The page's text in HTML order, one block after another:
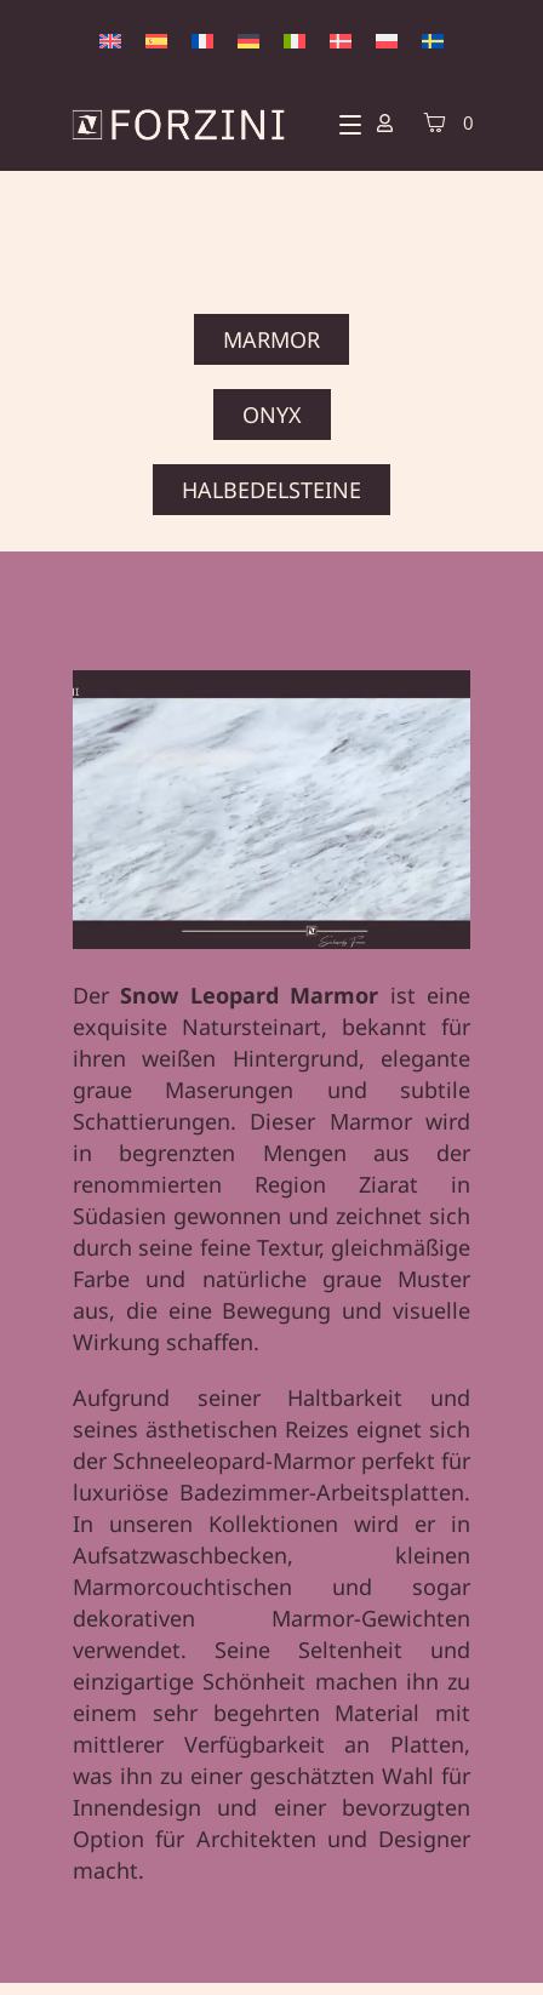
0
MARMOR
ONYX
HALBEDELSTEINE
Der Snow Leopard Marmor ist eine
exquisite Natursteinart, bekannt für
ihren weißen Hintergrund, elegante
graue Maserungen und subtile
Schattierungen. Dieser Marmor wird
in begrenzten Mengen aus der
renommierten Region Ziarat in
Südasien gewonnen und zeichnet sich
durch seine feine Textur, gleichmäßige
Farbe und natürliche graue Muster
aus, die eine Bewegung und visuelle
Wirkung schaffen.
Aufgrund seiner Haltbarkeit und
seines ästhetischen Reizes eignet sich
der Schneeleopard-Marmor perfekt für
luxuriöse Badezimmer-Arbeitsplatten.
In unseren Kollektionen wird er in
Aufsatzwaschbecken, kleinen
Marmorcouchtischen und sogar
dekorativen Marmor-Gewichten
verwendet. Seine Seltenheit und
einzigartige Schönheit machen ihn zu
einem sehr begehrten Material mit
mittlerer Verfügbarkeit an Platten,
was ihn zu einer geschätzten Wahl für
Innendesign und einer bevorzugten
Option für Architekten und Designer
macht.